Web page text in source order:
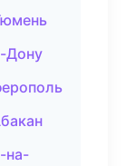
Дону
на-